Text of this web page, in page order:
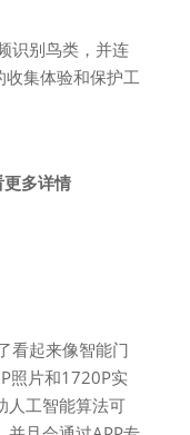
识别鸟类，并连
集体验和保护工
多详情
看起来像智能门
照片和1720P实
人工智能算法可